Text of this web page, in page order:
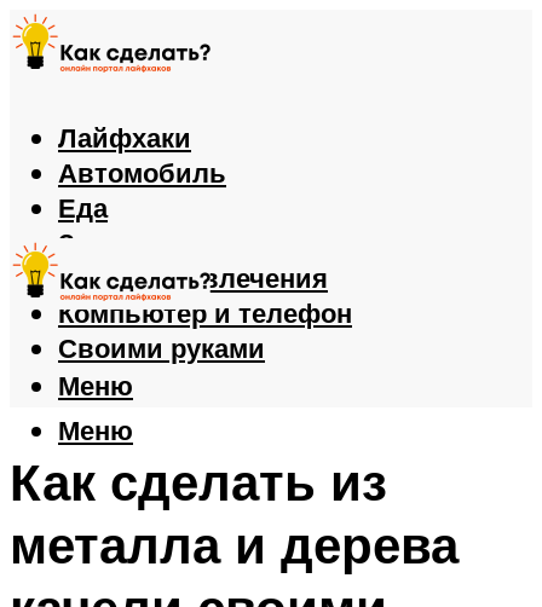
Лайфхаки
Автомобиль
Еда
Здоровье
Игры и развлечения
Компьютер и телефон
Своими руками
Меню
Меню
Как сделать из
металла и дерева